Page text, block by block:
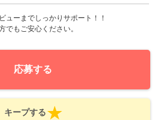
ューまでしっかりサポート！！
でもご安心ください。
応募する
キープする